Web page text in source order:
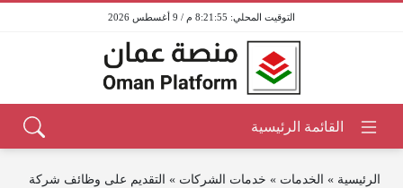
8:21:55 م / 9 أغسطس 2026
الرئيسية » الخدمات » خدمات الشركات » التقديم على وظائف شركة